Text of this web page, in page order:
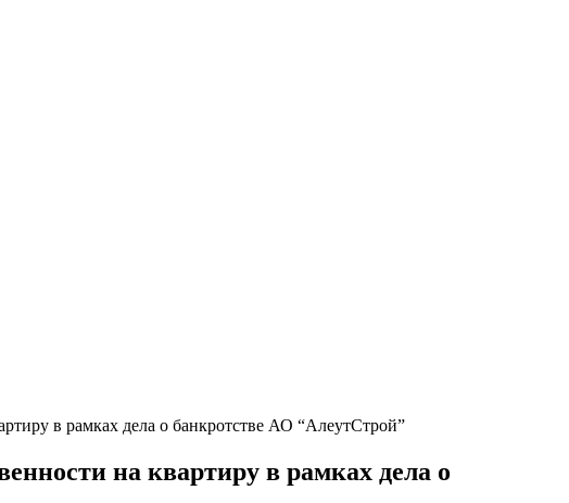
в рамках дела о банкротстве АО “АлеутСтрой”
на квартиру в рамках дела о